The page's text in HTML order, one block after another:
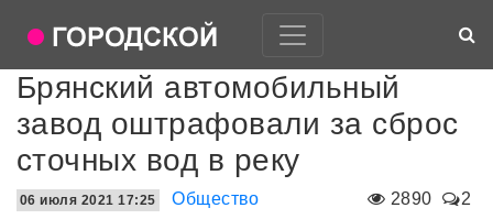
Брянский автомобильный
завод оштрафовали за сброс
сточных вод в реку
2890 2
06 июля 2021 17:25 Общество